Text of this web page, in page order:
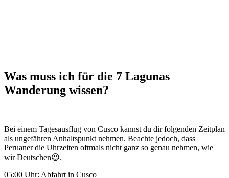
Was muss ich für die 7 Lagunas
Wanderung wissen?
Bei einem Tagesausflug von Cusco kannst du dir folgenden Zeitplan
als ungefähren Anhaltspunkt nehmen. Beachte jedoch, dass
Peruaner die Uhrzeiten oftmals nicht ganz so genau nehmen, wie
wir Deutschen😉.
05:00 Uhr: Abfahrt in Cusco